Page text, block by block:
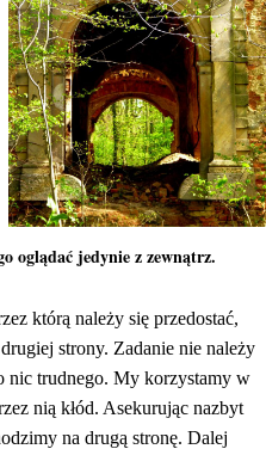
oglądać jedynie z zewnątrz.
którą należy się przedostać,
strony. Zadanie nie należy
nic trudnego. My korzystamy w
nią kłód. Asekurując nazbyt
na drugą stronę. Dalej